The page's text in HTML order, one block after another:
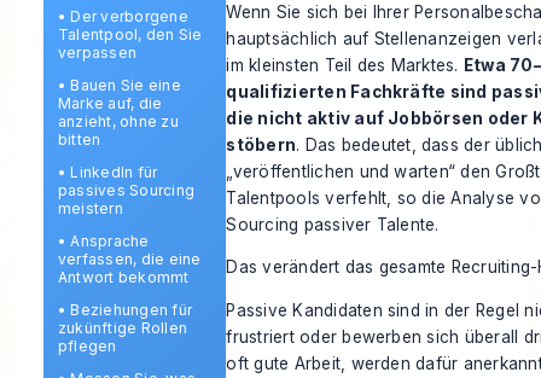
• Der verborgene
Talentpool, den Sie
verpassen
• Bauen Sie eine
Marke auf, die
anzieht, ohne zu
bitten
• LinkedIn für
passives Sourcing
meistern
•Ansprache
verfassen, die eine
Antwort bekommt
• Beziehungen für
zukünftige Rollen
pflegen
Wenn Sie sich bei Ihrer
hauptsächlich auf Stellenanzeigen
im kleinsten Teil des Marktes. Etwa
qualifizierten Fachkräfte sind
die nicht aktiv auf Jobbörsen oder
stöbern. Das bedeutet, dass der
„veröffentlichen und warten“ den
Talentpools verfehlt, so dieAnalyse
Sourcing passiver Talente.
Das verändert das gesamte
Passive Kandidaten sind in der Regel
frustriert oder bewerben sich überall
oft gute Arbeit, werden dafür